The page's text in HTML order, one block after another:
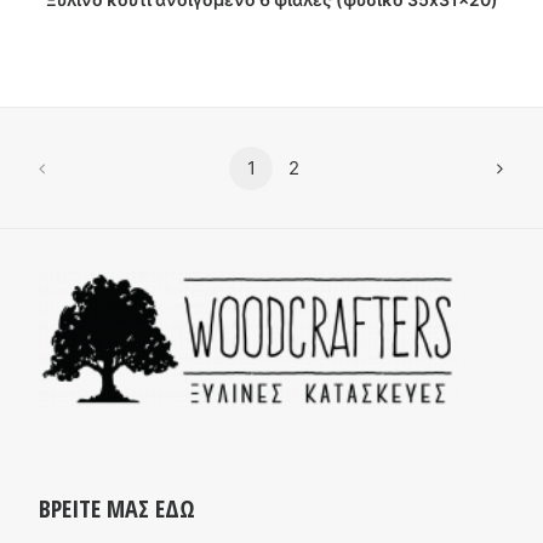
1 2
ΒΡΕΙΤΕ ΜΑΣ ΕΔΩ